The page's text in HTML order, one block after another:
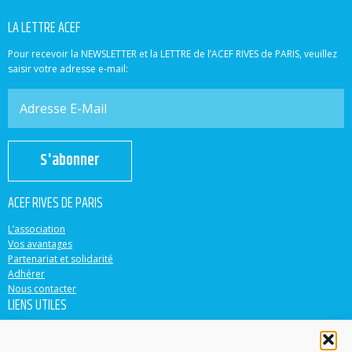
LA LETTRE ACEF
Pour recevoir la NEWSLETTER et la LETTRE de l’ACEF RIVES de PARIS, veuillez
saisir votre adresse e-mail:
S'abonner
ACEF RIVES DE PARIS
L’association
Vos avantages
Partenariat et solidarité
Adhérer
Nous contacter
LIENS UTILES